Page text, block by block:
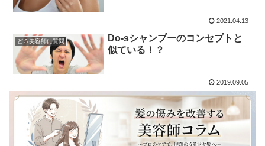
2021.04.13
どＳ美容師に質問
Do-sシャンプーのコンセプトと
似ている！？
2019.09.05